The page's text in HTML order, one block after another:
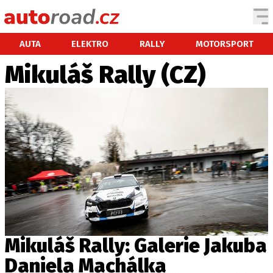
AUTA ELEKTRO RALLY MOTORSPORT
AUTA
TESTY AUT
NOVINKY
HISTORIE
ZAJÍMAVOSTI
TECHNIKA
EKONOMIKA
ČESKÝ TRH
TUNING
PROFI
Mikuláš Rally (CZ)
Mikuláš Rally: Galerie Jakuba
Daniela Machálka